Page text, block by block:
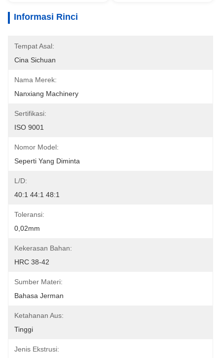
Informasi Rinci
Tempat Asal:
Cina Sichuan
Nama Merek:
Nanxiang Machinery
Sertifikasi:
ISO 9001
Nomor Model:
Seperti Yang Diminta
L/D:
40:1 44:1 48:1
Toleransi:
0,02mm
Kekerasan Bahan:
HRC 38-42
Sumber Materi:
Bahasa Jerman
Ketahanan Aus:
Tinggi
Jenis Ekstrusi: